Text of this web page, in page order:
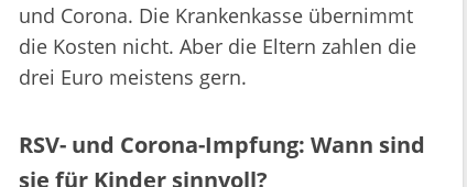
und Corona. Die Krankenkasse übernimmt
die Kosten nicht. Aber die Eltern zahlen die
drei Euro meistens gern.
RSV- und Corona-Impfung: Wann sind
sie für Kinder sinnvoll?